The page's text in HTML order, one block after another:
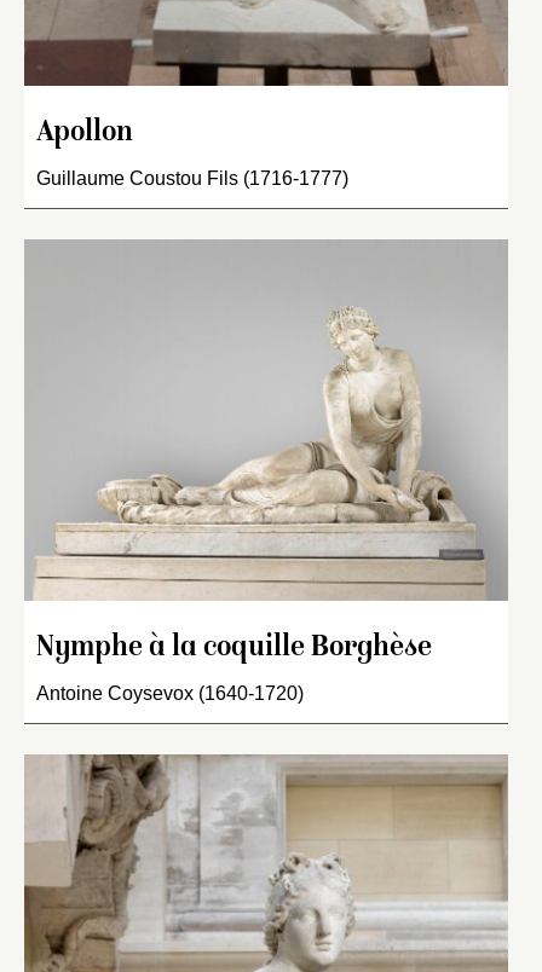
Apollon
Guillaume Coustou Fils (1716-1777)
Nymphe à la coquille Borghèse
Antoine Coysevox (1640-1720)